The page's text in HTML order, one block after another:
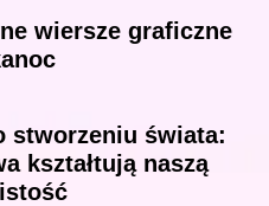
wiersze graficzne
stworzeniu świata:
kształtują naszą